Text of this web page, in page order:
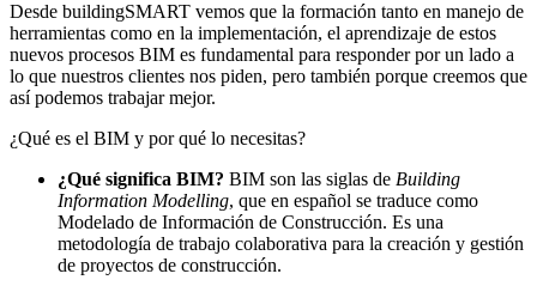
Desde buildingSMART vemos que la formación tanto en manejo de
herramientas como en la implementación, el aprendizaje de estos
nuevos procesos BIM es fundamental para responder por un lado a
lo que nuestros clientes nos piden, pero también porque creemos que
así podemos trabajar mejor.
¿Qué es el BIM y por qué lo necesitas?
¿Qué significa BIM? BIM son las siglas de Building
Information Modelling, que en español se traduce como
Modelado de Información de Construcción. Es una
metodología de trabajo colaborativa para la creación y gestión
de proyectos de construcción.